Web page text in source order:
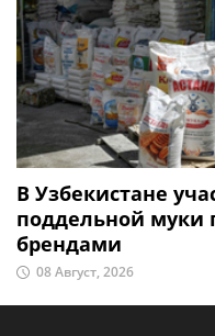
В Узбекистане
поддельной муки
брендами
08 Август, 2026